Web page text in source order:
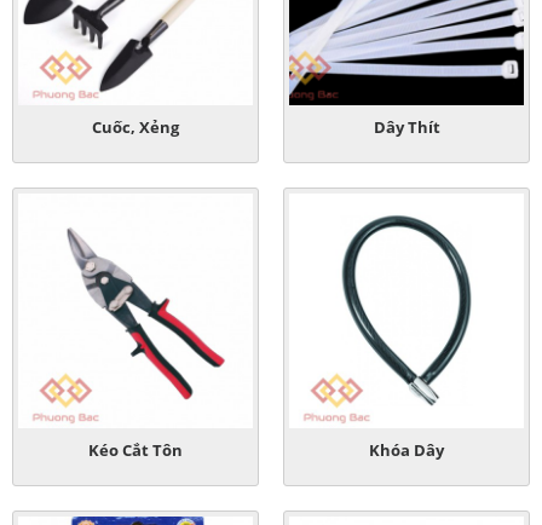
Cuốc, Xẻng Dây Thít
Kéo Cắt Tôn Khóa Dây